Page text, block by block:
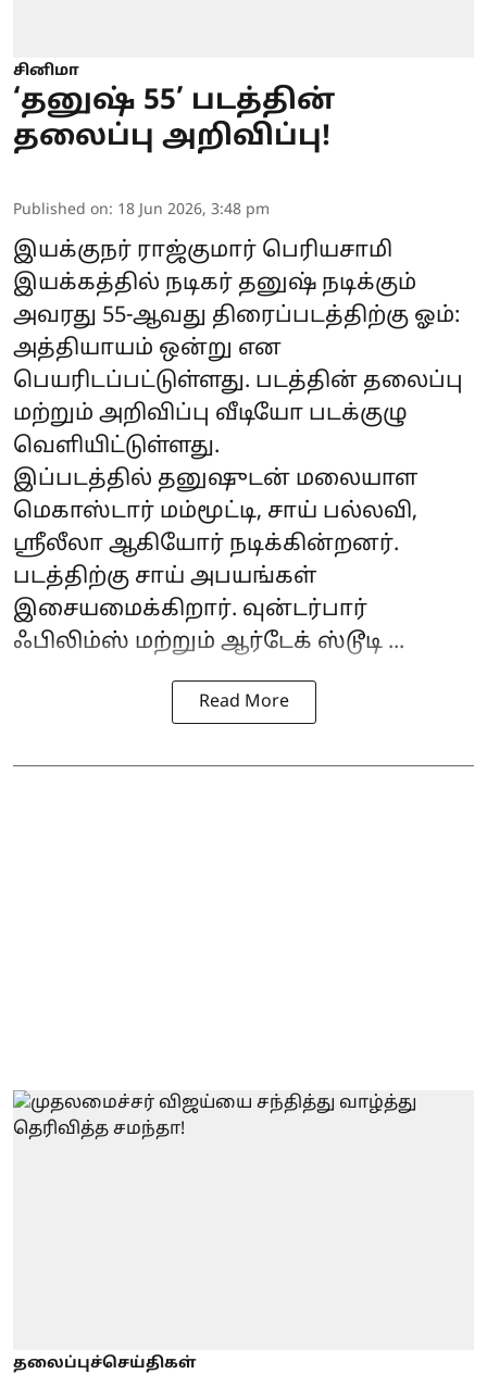
சினிமா
‘தனுஷ் 55’ படத்தின்
தலைப்பு அறிவிப்பு!
Published on: 18 Jun 2026, 3:48 pm
இயக்குநர் ராஜ்குமார் பெரியசாமி
இயக்கத்தில் நடிகர் தனுஷ் நடிக்கும்
அவரது 55-ஆவது திரைப்படத்திற்கு ஓம்:
அத்தியாயம் ஒன்று என
பெயரிடப்பட்டுள்ளது. படத்தின் தலைப்பு
மற்றும் அறிவிப்பு வீடியோ படக்குழு
வெளியிட்டுள்ளது.
இப்படத்தில் தனுஷுடன் மலையாள
மெகாஸ்டார் மம்மூட்டி, சாய் பல்லவி,
ஸ்ரீலீலா ஆகியோர் நடிக்கின்றனர்.
படத்திற்கு சாய் அபயங்கள்
இசையமைக்கிறார். வுன்டர்பார்
ஃபிலிம்ஸ் மற்றும் ஆர்டேக் ஸ்டூடி ...
Read More
தலைப்புச்செய்திகள்